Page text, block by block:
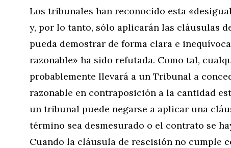
Los tribunales han reconocido esta
y, por lo tanto, sólo aplicarán las cláusulas
pueda demostrar de forma clara e
razonable» ha sido refutada. Como tal,
probablemente llevará a un Tribunal a
razonable en contraposición a la cantidad
un tribunal puede negarse a aplicar una
término sea desmesurado o el contrato se
Cuando la cláusula de rescisión no cumple